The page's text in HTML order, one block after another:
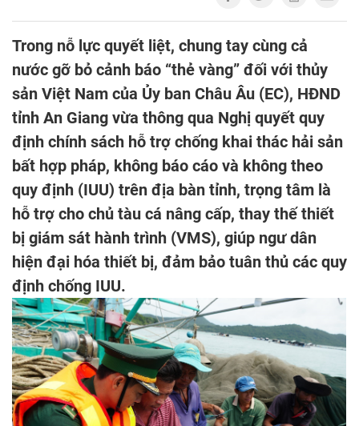
Trong nỗ lực quyết liệt, chung tay cùng cả
nước gỡ bỏ cảnh báo “thẻ vàng” đối với thủy
sản Việt Nam của Ủy ban Châu Âu (EC), HĐND
tỉnh An Giang vừa thông qua Nghị quyết quy
định chính sách hỗ trợ chống khai thác hải sản
bất hợp pháp, không báo cáo và không theo
quy định (IUU) trên địa bàn tỉnh, trọng tâm là
hỗ trợ cho chủ tàu cá nâng cấp, thay thế thiết
bị giám sát hành trình (VMS), giúp ngư dân
hiện đại hóa thiết bị, đảm bảo tuân thủ các quy
định chống IUU.